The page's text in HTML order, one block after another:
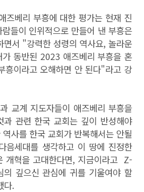
베리 부흥에 대한 평가는 현재 진
들이 인위적으로 만들어 낸 부흥은
면서 "강력한 성령의 역사요, 놀라운
가 동반된 2023 애즈베리 부흥을 혼
흥이라고 오해하면 안 된다"라고 강
교계 지도자들이 애즈베리 부흥을
과 관련 한국 교회는 깊이 반성해야
사를 한국 교회가 반복해서는 안될
음세대를 생각하고 이 땅에 진정한
개혁을 고대한다면, 지금이라고 Z-
의 깊으신 관심에 귀를 기울여야 할
다.